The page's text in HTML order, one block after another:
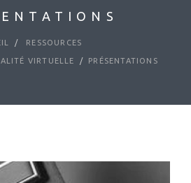
RESSOURCES
VIRTUELLE PRÉSENTATIONS